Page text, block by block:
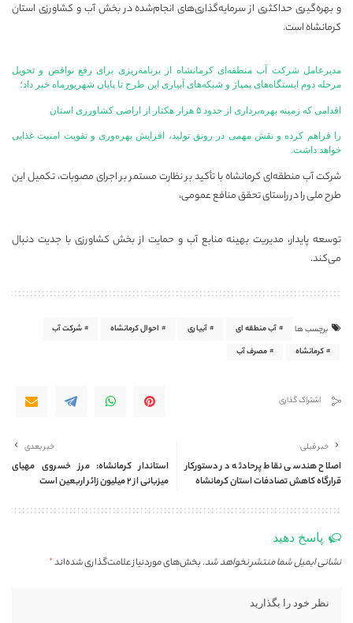
و بهره‌گیری حداکثری از سرمایه‌گذاری‌های انجام‌شده در بخش آب و کشاورزی استان
کرمانشاه است.
مدیرعامل شرکت آب منطقه‌ای کرمانشاه از برنامه‌ریزی برای رفع نواقص و تحویل
مرحله دوم ایستگاه‌های پمپاژ و شبکه‌های آبیاری این طرح تا پایان شهریورماه خبر داد؛
اقدامی که زمینه بهره‌برداری از حدود ۵ هزار هکتار از اراضی کشاورزی استان
را فراهم کرده و نقش مهمی در رونق تولید، افزایش بهره‌وری و تقویت امنیت غذایی
خواهد داشت.
شرکت آب منطقه‌ای کرمانشاه با تأکید بر نظارت مستمر بر اجرای مصوبات، تکمیل این
طرح ملی را در راستای تحقق منافع عمومی،
توسعه پایدار، مدیریت بهینه منابع آب و حمایت از بخش کشاورزی با جدیت دنبال
می‌کند.
برچسب ها آب منطقه ای آبیاری احوال کرمانشاه
شرکت آب
کرمانشاه
مصرف آب
اشتراک گذاری
خبر قبلی
اصلاح هندسی نقاط پرحادثه در دستورکار
قرارگاه کاهش تصادفات استان کرمانشاه
خبر بعدی
استاندار کرمانشاه: مرز خسروی مهیای
میزبانی از ۲ میلیون زائر اربعین است
پاسخ دهید
نشانی ایمیل شما منتشر نخواهد شد.بخش‌های موردنیاز علامت‌گذاری شده‌اند*